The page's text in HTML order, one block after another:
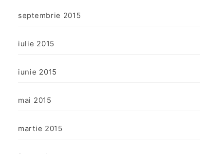
septembrie 2015
iulie 2015
iunie 2015
mai 2015
martie 2015